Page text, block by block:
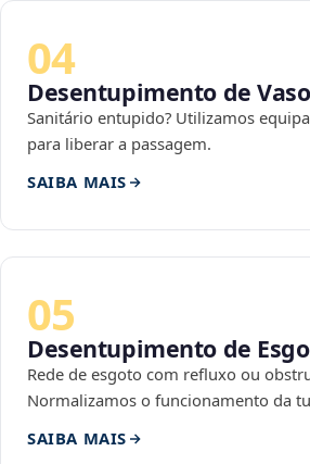
04
Desentupimento de
Sanitário entupido? Utilizamos
para liberar a passagem.
SAIBA MAIS
05
Desentupimento de
Rede de esgoto com refluxo ou
Normalizamos o funcionamento da
SAIBA MAIS